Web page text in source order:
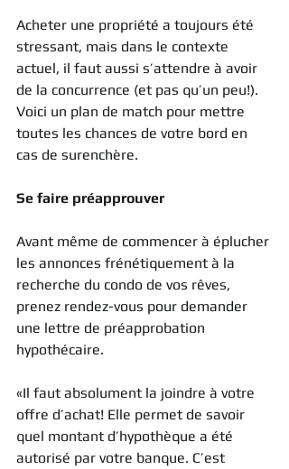
Acheter une propriété a toujours été
stressant, mais dans le contexte
actuel, il faut aussi s’attendre à avoir
de la concurrence (et pas qu’un peu!).
Voici un plan de match pour mettre
toutes les chances de votre bord en
cas de surenchère.
Se faire préapprouver
Avant même de commencer à éplucher
les annonces frénétiquement à la
recherche du condo de vos rêves,
prenez rendez-vous pour demander
une lettre de préapprobation
hypothécaire.
«Il faut absolument la joindre à votre
offre d’achat! Elle permet de savoir
quel montant d’hypothèque a été
autorisé par votre banque. C’est